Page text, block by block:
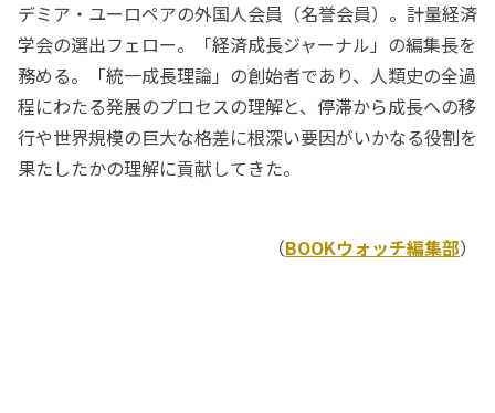
デミア・ユーロペアの外国人会員（名誉会員）。計量経済
学会の選出フェロー。「経済成長ジャーナル」の編集長を
務める。「統一成長理論」の創始者であり、人類史の全過
程にわたる発展のプロセスの理解と、停滞から成長への移
行や世界規模の巨大な格差に根深い要因がいかなる役割を
果たしたかの理解に貢献してきた。
（BOOKウォッチ編集部）